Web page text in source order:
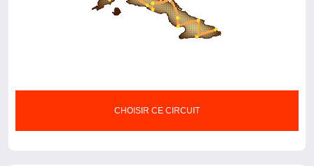
CHOISIR CE CIRCUIT